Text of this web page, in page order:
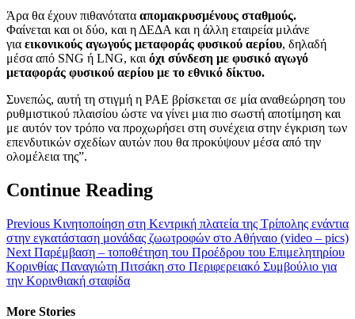
Άρα θα έχουν πιθανότατα απομακρυσμένους σταθμούς.
Φαίνεται και οι δύο, και η ΔΕΔΑ και η άλλη εταιρεία μιλάνε
για εικονικούς αγωγούς μεταφοράς φυσικού αερίου, δηλαδή
μέσα από SNG ή LNG, και όχι σύνδεση με φυσικό αγωγό
μεταφοράς φυσικού αερίου με το εθνικό δίκτυο.
Συνεπώς, αυτή τη στιγμή η ΡΑΕ βρίσκεται σε μία αναθεώρηση του
ρυθμιστικού πλαισίου ώστε να γίνει μια πιο σωστή αποτίμηση και
με αυτόν τον τρόπο να προχωρήσει στη συνέχεια στην έγκριση των
επενδυτικών σχεδίων αυτών που θα προκύψουν μέσα από την
ολομέλεια της”.
Continue Reading
Previous Κινητοποίηση στη Κεντρική πλατεία της Τρίπολης ενάντια
στην εγκατάσταση μονάδας ζωωτροφών στο Αθήναιο (video – pics)
Next Παρέμβαση – τοποθέτηση του Προέδρου του Επιμελητηρίου
Κορινθίας Παναγιώτη Πιτσάκη στο Περιφερειακό Συμβούλιο για
την Κορινθιακή σταφίδα
More Stories